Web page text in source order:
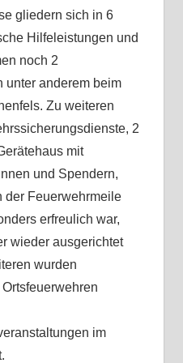
gliedern sich in 6
Hilfeleistungen und
noch 2
unter anderem beim
Zu weiteren
2
mit
und Spendern,
der Feuerwehrmeile
erfreulich war,
wieder ausgerichtet
wurden
im